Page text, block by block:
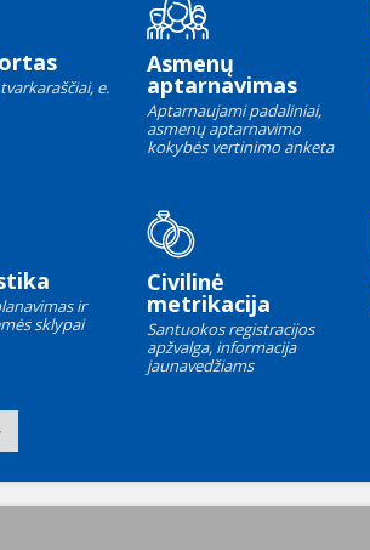
e.
Asmenų
aptarnavimas
Aptarnaujami padaliniai,
asmenų aptarnavimo
kokybės vertinimo anketa
ir
sklypai
Civilinė
metrikacija
Santuokos registracijos
apžvalga, informacija
jaunavedžiams